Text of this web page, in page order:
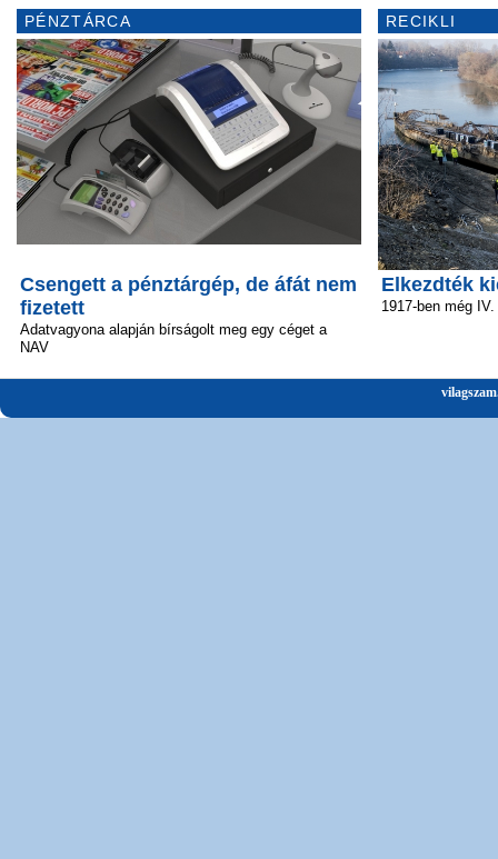
PÉNZTÁRCA
Csengett a pénztárgép, de áfát nem
fizetett
Adatvagyona alapján bírságolt meg egy céget a
NAV
RECIKLI
Elkezdték
1917-ben még